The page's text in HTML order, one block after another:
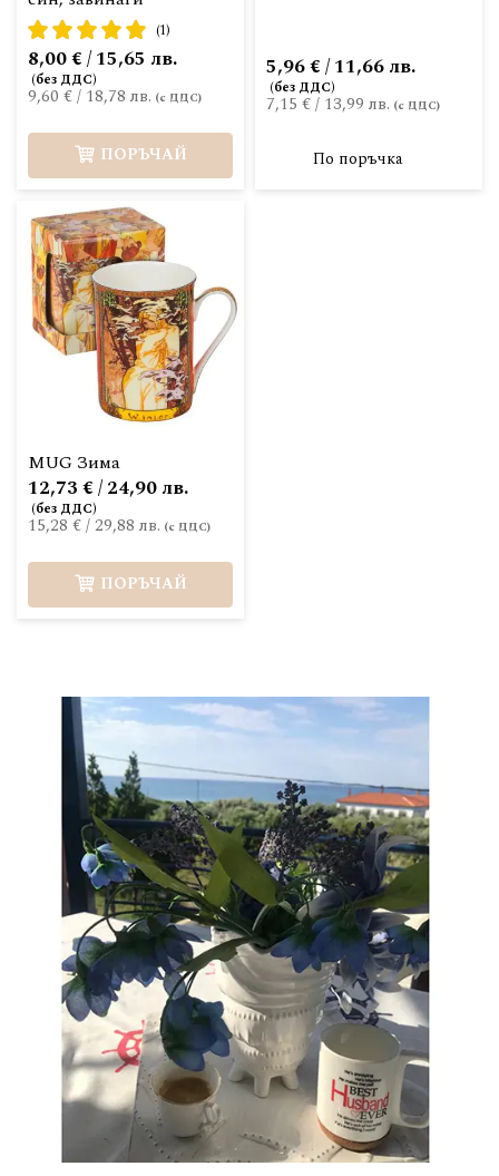
рейтинг:
100%
(1)
9,60 €/ 18,78 лв.
8,00 € / 15,65 лв.
ПОРЪЧАЙ
7,15 €/ 13,99 лв.
5,96 € / 11,66 лв.
По поръчка
MUG Зима
15,28 €/29,88 лв.
12,73 € / 24,90 лв.
ПОРЪЧАЙ